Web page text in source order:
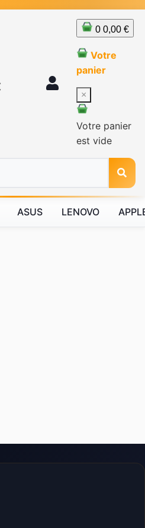
0 0,00 €
Votre
panier
×
Votre panier
est vide
ASUS LENOVO
plus disponible à la vente.